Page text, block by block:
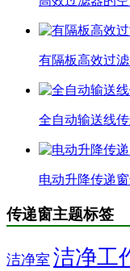
有隔板高效过
全自动输送线
电动升降传递
传递窗主题标签
洁净室 洁净工